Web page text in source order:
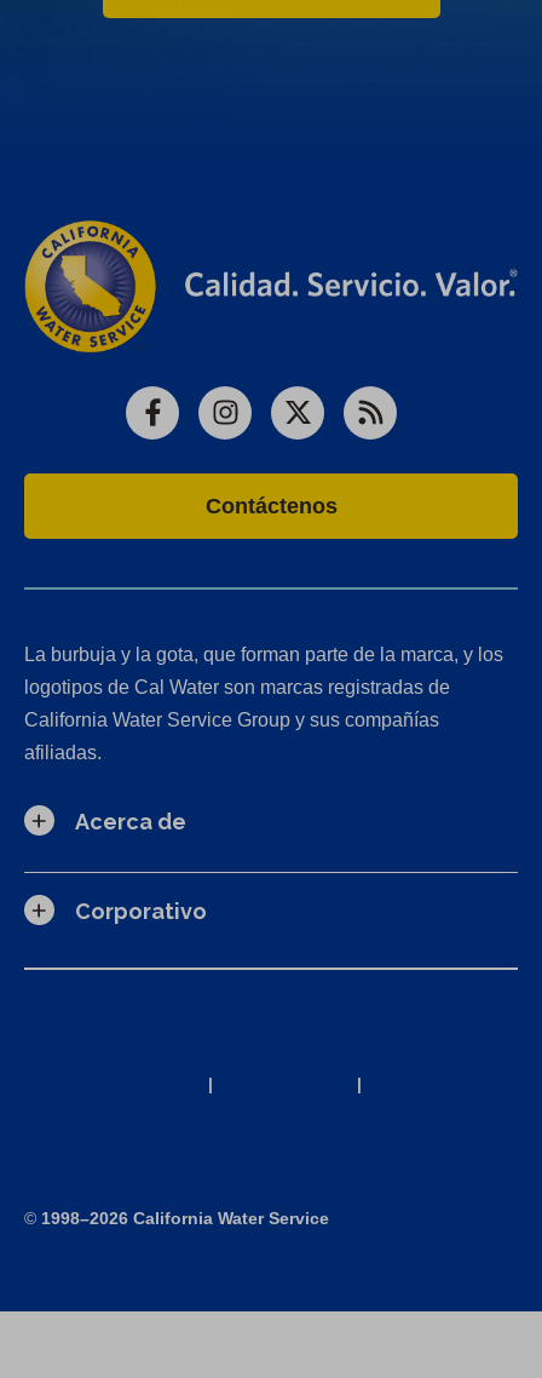
FacebookInstagram
X RSS
Contáctenos
La burbuja y la gota, que forman parte de la marca, y los
logotipos de Cal Water son marcas registradas de
California Water Service Group y sus compañías
afiliadas.
Acerca de
Corporativo
| |
© 1998–2026 California Water Service